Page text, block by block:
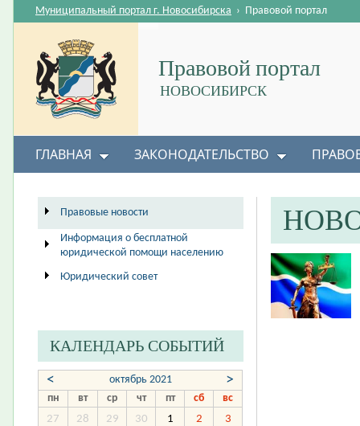
Правовой портал
НОВОСИБИРСК
Муниципальный портал г. Новосибирска › Правовой портал
ГЛАВНАЯ ЗАКОНОДАТЕЛЬСТВО
Правовые новости
Информация о бесплатной
юридической помощи населению
Юридический совет
КАЛЕНДАРЬ СОБЫТИЙ
< октябрь 2021 >
пн вт ср чт пт сб
вс
27
28 29 30 1 2 3